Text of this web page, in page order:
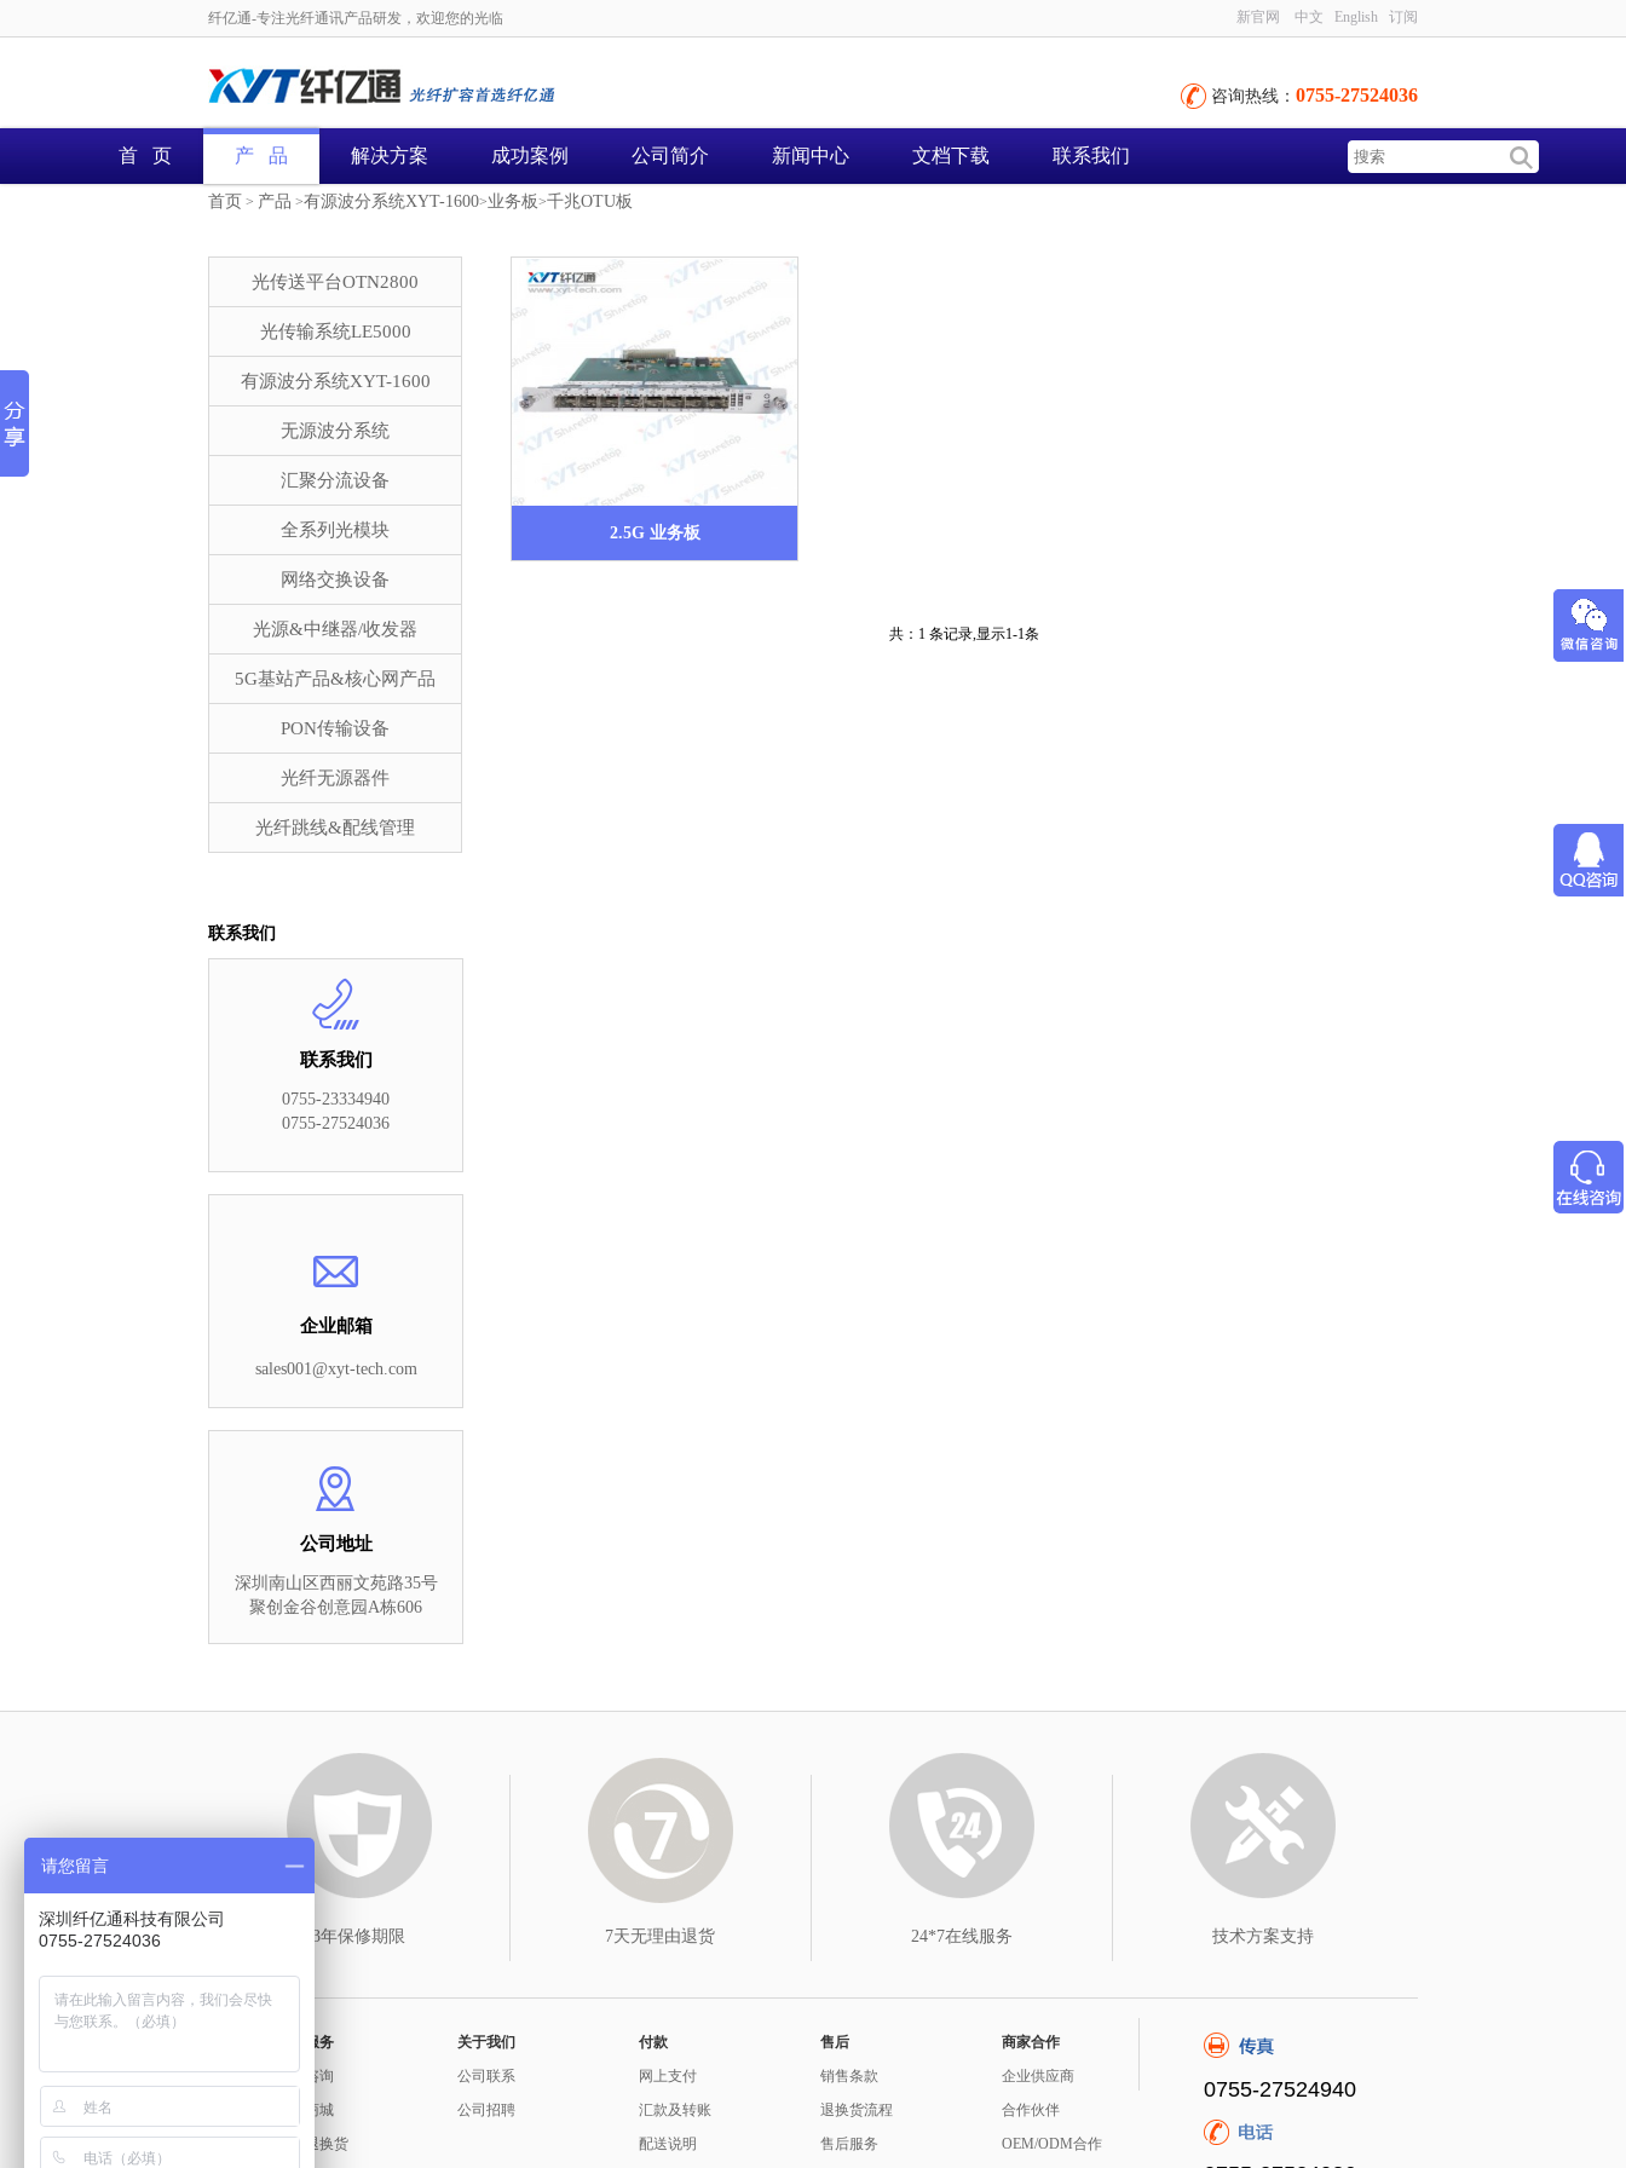
纤亿通-专注光纤通讯产品研发，欢迎您的光临 新官网 中文 English 订阅
咨询热线： 0755-27524036
首 页 产 品 解决方案 成功案例 公司简介 新闻中心 文档下载 联系我们
首页 > 产品 >有源波分系统XYT-1600>业务板>千兆OTU板
光传送平台OTN2800
光传输系统LE5000
有源波分系统XYT-1600
无源波分系统
汇聚分流设备
全系列光模块
网络交换设备
光源&中继器/收发器
5G基站产品&核心网产品
PON传输设备
光纤无源器件
光纤跳线&配线管理
联系我们
联系我们
0755-23334940
0755-27524036
企业邮箱
sales001@xyt-tech.com
公司地址
深圳南山区西丽文苑路35号
聚创金谷创意园A栋606
2.5G 业务板
共：1 条记录,显示1-1条
3年保修期限 7天无理由退货 24*7在线服务 技术方案支持
常用服务
问题咨询
官方商城
保修退换货
关于我们
公司联系
公司招聘
付款
网上支付
汇款及转账
配送说明
售后
销售条款
退换货流程
售后服务
商家合作
企业供应商
合作伙伴
OEM/ODM合作
0755-27524940
请您留言
深圳纤亿通科技有限公司
0755-27524036